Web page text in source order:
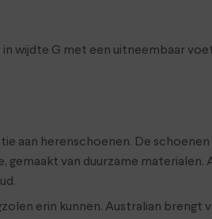
wijdte G met een uitneembaar
aan herenschoenen. De
van duurzame
erin kunnen. Australian